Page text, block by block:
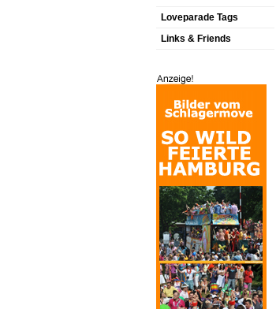
Loveparade Tags
Links & Friends